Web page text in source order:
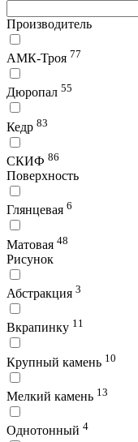
Производитель
АМК-Троя 77
Дюропал 55
Кедр 83
СКИФ 86
Поверхность
Глянцевая 6
Матовая 48
Рисунок
Абстракция 3
Вкрапинку 11
Крупный камень 10
Мелкий камень 13
Однотонный 4